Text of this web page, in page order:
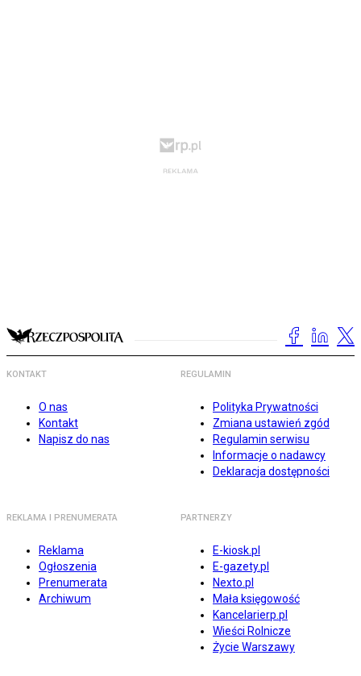
KONTAKT
O nas
Kontakt
Napisz do nas
REGULAMIN
Polityka Prywatności
Zmiana ustawień zgód
Regulamin serwisu
Informacje o nadawcy
Deklaracja dostępności
REKLAMA I PRENUMERATA
Reklama
Ogłoszenia
Prenumerata
Archiwum
PARTNERZY
E-kiosk.pl
E-gazety.pl
Nexto.pl
Mała księgowość
Kancelarierp.pl
Wieści Rolnicze
Życie Warszawy